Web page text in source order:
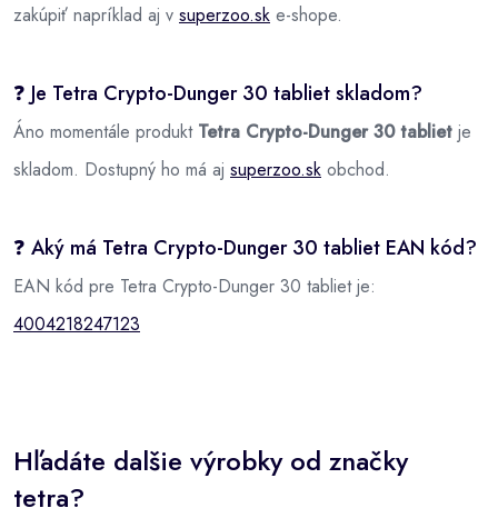
zakúpiť napríklad aj v superzoo.sk e-shope.
❓ Je Tetra Crypto-Dunger 30 tabliet skladom?
Áno momentále produkt Tetra Crypto-Dunger 30 tabliet je
skladom. Dostupný ho má aj superzoo.sk obchod.
❓ Aký má Tetra Crypto-Dunger 30 tabliet EAN kód?
EAN kód pre Tetra Crypto-Dunger 30 tabliet je:
4004218247123
Hľadáte dalšie výrobky od značky
tetra?